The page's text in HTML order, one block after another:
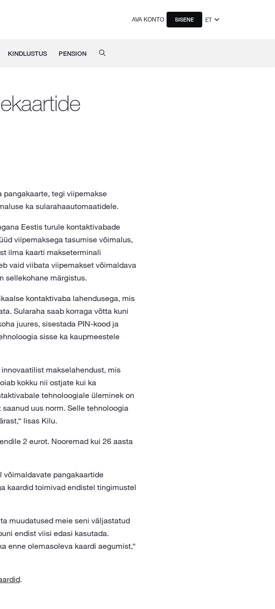
AVA KONTO SISENE ET
KINDLUSTUS PENSION
pangakaarte, tegi viipemakse
ka sularahaautomaatidele.
Eestis turule kontaktivabade
viipemaksega tasumise võimalus,
ilma kaarti makseterminali
vaid viibata viipemakset võimaldava
sellekohane märgistus.
kontaktivaba lahendusega, mis
Sularaha saab korraga võtta kuni
juures, sisestada PIN-kood ja
sisse ka kaupmeestele
makselahendust, mis
kokku nii ostjate kui ka
tehnoloogiale üleminek on
uus norm. Selle tehnoloogia
lisas Kilu.
2 eurot. Nooremad kui 26 aasta
võimaldavate pangakaartide
kaardid toimivad endistel tingimustel
muudatused meie seni väljastatud
endist viisi edasi kasutada.
enne olemasoleva kaardi aegumist,“
.